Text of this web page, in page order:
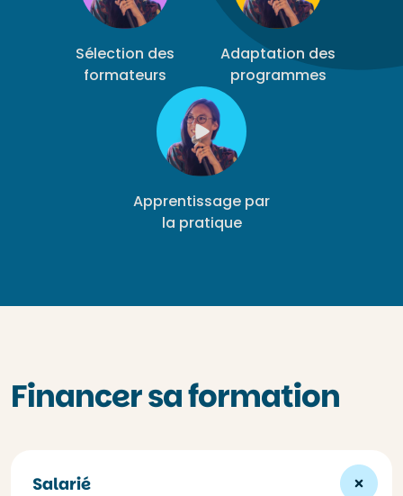
Sélection des
formateurs
Adaptation des
programmes
Apprentissage par
la pratique
Financer sa formation
Salarié